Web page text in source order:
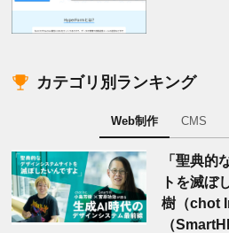
カテゴリ別ランキング
Web制作 CMS
「聖典的
トを滅ぼ
樹（chot
（